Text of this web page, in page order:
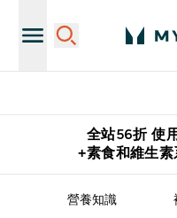
全站56折 使
+素食和維生
營養知識